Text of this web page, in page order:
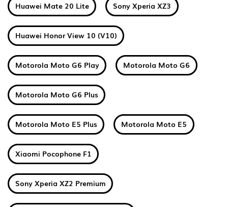
Huawei Mate 20 Lite Sony Xperia XZ3
Huawei Honor View 10 (V10)
Motorola Moto G6 Play Motorola Moto G6
Motorola Moto G6 Plus
Motorola Moto E5 Plus Motorola Moto E5
Xiaomi Pocophone F1
Sony Xperia XZ2 Premium